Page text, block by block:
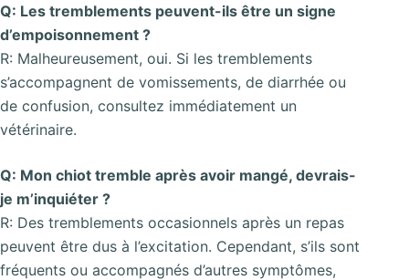
Q: Les tremblements peuvent-ils être un signe
d’empoisonnement ?
R: Malheureusement, oui. Si les tremblements
s’accompagnent de vomissements, de diarrhée ou
de confusion, consultez immédiatement un
vétérinaire.
Q: Mon chiot tremble après avoir mangé, devrais-
je m’inquiéter ?
R: Des tremblements occasionnels après un repas
peuvent être dus à l’excitation. Cependant, s’ils sont
fréquents ou accompagnés d’autres symptômes,